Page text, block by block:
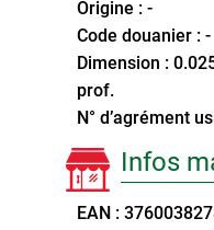
Origine : -
Code douanier : -
Dimension :
prof.
N° d’agrément
Infos
EAN :